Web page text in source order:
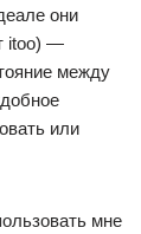
они
itoo) —
между
или
мне